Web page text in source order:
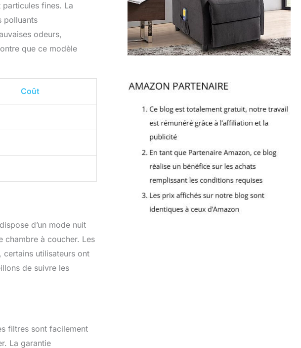
fines. La
polluants
odeurs,
que ce modèle
Coût
d’un mode nuit
chambre à coucher. Les
certains utilisateurs ont
de suivre les
filtres sont facilement
La garantie